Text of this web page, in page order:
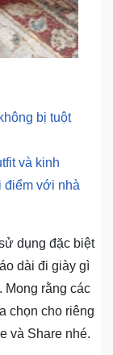
bị tuột
và kinh
điểm với nhà
dụng đặc biệt
dài đi giày gì
Mong rằng các
chọn cho riêng
và Share nhé.